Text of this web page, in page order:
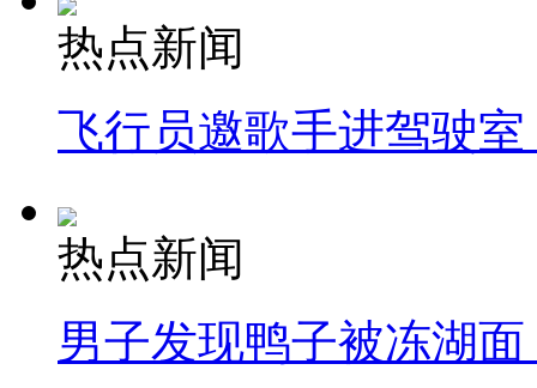
热点新闻
飞行员邀歌手进驾驶
热点新闻
男子发现鸭子被冻湖